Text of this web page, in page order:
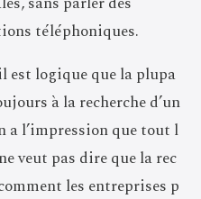
téléphoniques.
est logique que la plupa
à la recherche d’un
a l’impression que tout l
veut pas dire que la rec
les entreprises p